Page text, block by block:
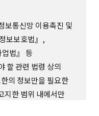
음과 같습니다.
이하 “상품 등”이라
퓨터 등 정보통신설비를
한 가상의 영업장을
는 모바일 웹과 앱을
의 절차를 거쳐
가 제공하는 서비스를
비스의 이용을 위하여
보통신망 이용촉진 및
보보호법』,
법』 등
할 관련 법령 상의
의 정보만을 필요한
지한 범위 내에서만
과하여 이용하거나